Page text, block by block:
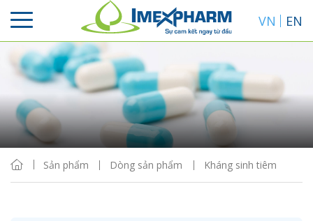
VN EN
Sản phẩm Dòng sản phẩm Kháng sinh tiêm
Sắp xếp
Hiển thị